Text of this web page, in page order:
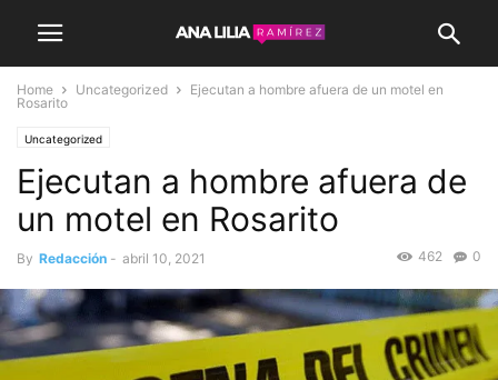
Home Uncategorized
Ejecutan a hombre afuera de un motel en
Rosarito
Uncategorized
Ejecutan a hombre afuera de
un motel en Rosarito
By Redacción - abril 10, 2021 0
462